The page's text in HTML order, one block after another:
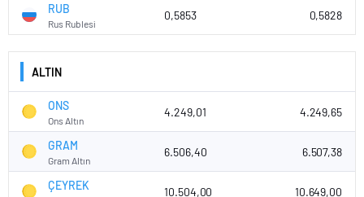
RUB
Rus Rublesi
0,5853 0,5828
ALTIN
ONS
Ons Altın
4.249,01 4.249,65
GRAM
Gram Altın
6.506,40 6.507,38
ÇEYREK 10.504,00 10.649,00